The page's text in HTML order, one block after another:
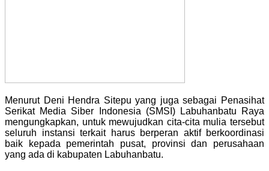
Menurut Deni Hendra Sitepu yang juga sebagai Penasihat
Serikat Media Siber Indonesia (SMSI) Labuhanbatu Raya
mengungkapkan, untuk mewujudkan cita-cita mulia tersebut
seluruh instansi terkait harus berperan aktif berkoordinasi
baik kepada pemerintah pusat, provinsi dan perusahaan
yang ada di kabupaten Labuhanbatu.